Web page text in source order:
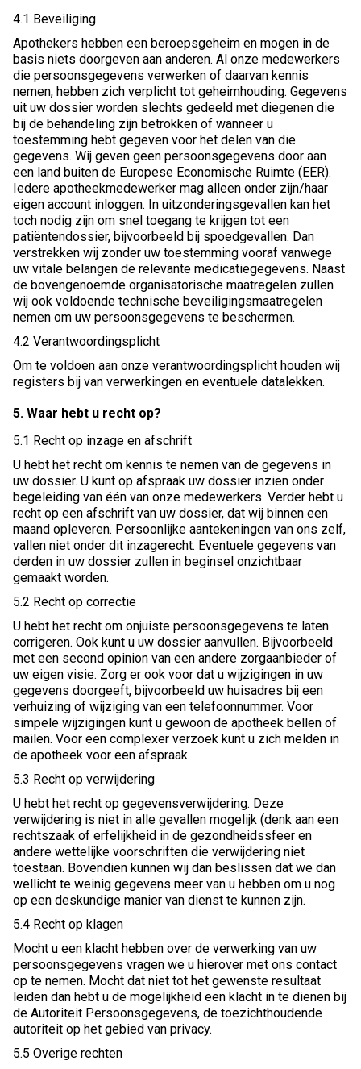
4.1 Beveiliging
Apothekers hebben een beroepsgeheim en mogen in de
basis niets doorgeven aan anderen. Al onze medewerkers
die persoonsgegevens verwerken of daarvan kennis
nemen, hebben zich verplicht tot geheimhouding. Gegevens
uit uw dossier worden slechts gedeeld met diegenen die
bij de behandeling zijn betrokken of wanneer u
toestemming hebt gegeven voor het delen van die
gegevens. Wij geven geen persoonsgegevens door aan
een land buiten de Europese Economische Ruimte (EER).
Iedere apotheekmedewerker mag alleen onder zijn/haar
eigen account inloggen. In uitzonderingsgevallen kan het
toch nodig zijn om snel toegang te krijgen tot een
patiëntendossier, bijvoorbeeld bij spoedgevallen. Dan
verstrekken wij zonder uw toestemming vooraf vanwege
uw vitale belangen de relevante medicatiegegevens. Naast
de bovengenoemde organisatorische maatregelen zullen
wij ook voldoende technische beveiligingsmaatregelen
nemen om uw persoonsgegevens te beschermen.
4.2 Verantwoordingsplicht
Om te voldoen aan onze verantwoordingsplicht houden wij
registers bij van verwerkingen en eventuele datalekken.
5. Waar hebt u recht op?
5.1 Recht op inzage en afschrift
U hebt het recht om kennis te nemen van de gegevens in
uw dossier. U kunt op afspraak uw dossier inzien onder
begeleiding van één van onze medewerkers. Verder hebt u
recht op een afschrift van uw dossier, dat wij binnen een
maand opleveren. Persoonlijke aantekeningen van ons zelf,
vallen niet onder dit inzagerecht. Eventuele gegevens van
derden in uw dossier zullen in beginsel onzichtbaar
gemaakt worden.
5.2 Recht op correctie
U hebt het recht om onjuiste persoonsgegevens te laten
corrigeren. Ook kunt u uw dossier aanvullen. Bijvoorbeeld
met een second opinion van een andere zorgaanbieder of
uw eigen visie. Zorg er ook voor dat u wijzigingen in uw
gegevens doorgeeft, bijvoorbeeld uw huisadres bij een
verhuizing of wijziging van een telefoonnummer. Voor
simpele wijzigingen kunt u gewoon de apotheek bellen of
mailen. Voor een complexer verzoek kunt u zich melden in
de apotheek voor een afspraak.
5.3 Recht op verwijdering
U hebt het recht op gegevensverwijdering. Deze
verwijdering is niet in alle gevallen mogelijk (denk aan een
rechtszaak of erfelijkheid in de gezondheidssfeer en
andere wettelijke voorschriften die verwijdering niet
toestaan. Bovendien kunnen wij dan beslissen dat we dan
wellicht te weinig gegevens meer van u hebben om u nog
op een deskundige manier van dienst te kunnen zijn.
5.4 Recht op klagen
Mocht u een klacht hebben over de verwerking van uw
persoonsgegevens vragen we u hierover met ons contact
op te nemen. Mocht dat niet tot het gewenste resultaat
leiden dan hebt u de mogelijkheid een klacht in te dienen bij
de Autoriteit Persoonsgegevens, de toezichthoudende
autoriteit op het gebied van privacy.
5.5 Overige rechten